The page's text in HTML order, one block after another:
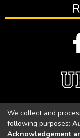
We collect and
following purposes:
Acknowledgement